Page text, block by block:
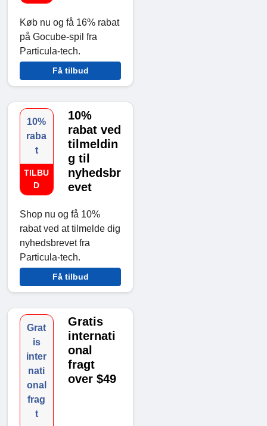
Køb nu og få 16% rabat
på Gocube-spil fra
Particula-tech.
Få tilbud
10%
raba
t
TILBU
D
10%
rabat ved
tilmeldin
g til
nyhedsbr
evet
Shop nu og få 10%
rabat ved at tilmelde dig
nyhedsbrevet fra
Particula-tech.
Få tilbud
Grat
is
inter
nati
onal
frag
t
Gratis
internati
onal
fragt
over $49